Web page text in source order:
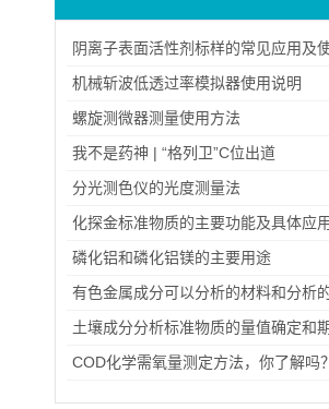
机械斩波低透过率模拟器使用说明
螺旋测微器测量使用方法
我不是药神 | “格列卫”C位出道
分光测色仪的光度测量法
磷化铝和磷化铝镁的主要用途
COD化学需氧量测定方法，你了解吗？